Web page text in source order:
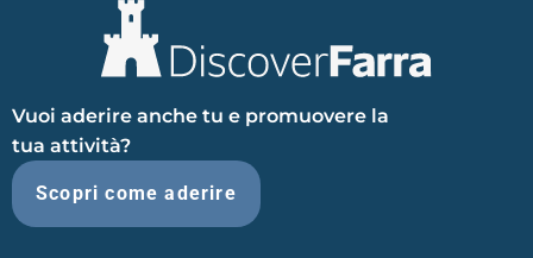
Vuoi aderire anche tu e promuovere la
tua attività?
Scopri come aderire